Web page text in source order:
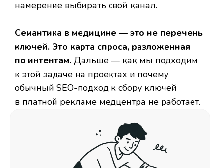
намерение выбирать свой канал.
Семантика в медицине — это не перечень
ключей. Это карта спроса, разложенная
по интентам. Дальше — как мы подходим
к этой задаче на проектах и почему
обычный SEO-подход к сбору ключей
в платной рекламе медцентра не работает.